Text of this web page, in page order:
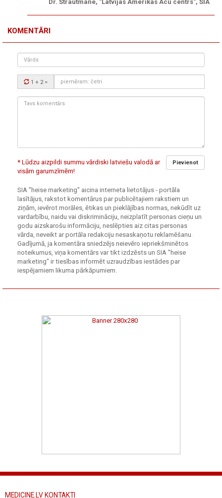
Dr. Strautmane, "Latvijas Amerikas Acu centrs", SIA
KOMENTĀRI
Vārds
Drošības
kods:
1 + 2 =
Tavs
Pievienot
* Lūdzu aizpildi summu vārdiski latviešu valodā ar
visām garumzīmēm!
SIA "heise marketing" aicina interneta lietotājus - portāla
lasītājus, rakstot komentārus par publicētajiem rakstiem un
ziņām, ievērot morāles, ētikas un pieklājības normas, nekūdīt uz
vardarbību, naidu vai diskrimināciju, neizplatīt personas cieņu un
godu aizskarošu informāciju, neslēpties aiz citas personas
vārda, neveikt ar portāla redakciju nesaskaņotu reklamēšanu.
Gadījumā, ja komentāra sniedzējs neievēro iepriekšminētos
noteikumus, viņa komentārs var tikt izdzēsts un SIA "heise
marketing" ir tiesības informēt uzraudzības iestādes par
iespējamiem likuma pārkāpumiem.
MEDICINE.LV KONTAKTI